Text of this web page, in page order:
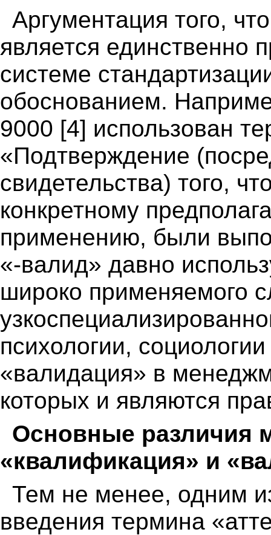
Аргументация того,
является
системе
обоснованием.
9000 [4] использован
«Подтверждение
свидетельства) того,
конкретному
применению, были
«-валид» давно
широко применяемого
психологии,
«валидация» в
которых и являются
Основные различия
«квалификация» и
Тем не менее, одним
введения термина